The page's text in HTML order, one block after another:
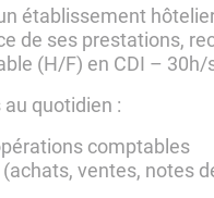
établissement
de ses prestations,
(H/F) en CDI – 30h/
quotidien :
comptables
ventes, notes